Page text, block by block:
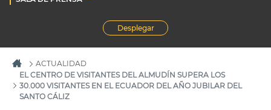
Desplegar
ACTUALIDAD
EL CENTRO DE VISITANTES DEL ALMUDÍN SUPERA LOS
30.000 VISITANTES EN EL ECUADOR DEL AÑO JUBILAR DEL
SANTO CÁLIZ